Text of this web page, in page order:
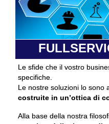
POLITICA
Qualità
PRIVACY
CONTATTI
Le sfide che il vostro
specifiche.
Le nostre soluzioni lo sono
costruite in un’ottica di
Alla base della nostra